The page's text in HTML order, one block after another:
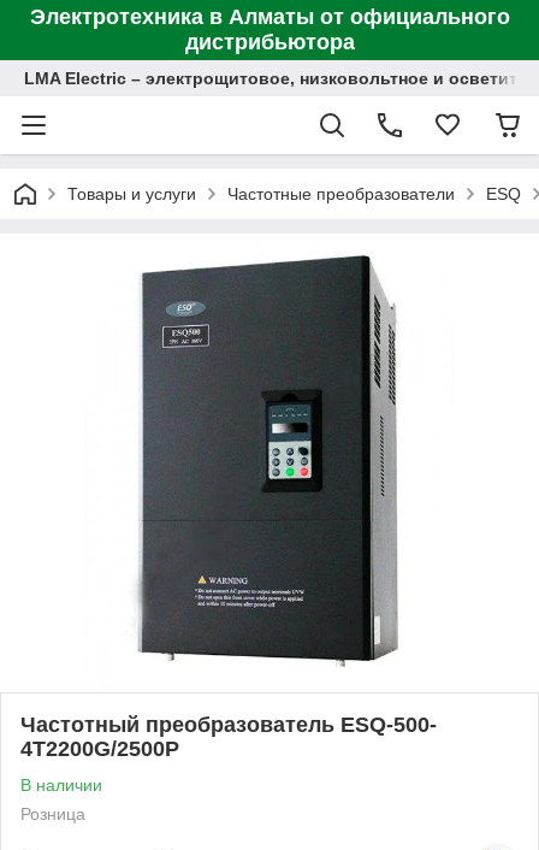
Электротехника в Алматы от официального
дистрибьютора
LMA Electric – электрощитовое, низковольтное и
Товары и услуги Частотные преобразователи ESQ
Частотный преобразователь ESQ-500-
4T2200G/2500P
В наличии
Розница